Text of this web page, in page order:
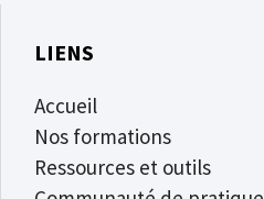
LIENS
Accueil
Nos formations
Ressources et outils